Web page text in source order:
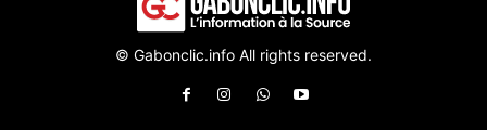
© Gabonclic.info All rights reserved.